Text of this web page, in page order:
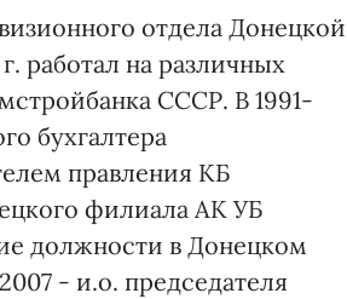
отдела Донецкой
работал на различных
СССР. В 1991-
бухгалтера
правления КБ
филиала АК УБ
должности в Донецком
- и.о. председателя